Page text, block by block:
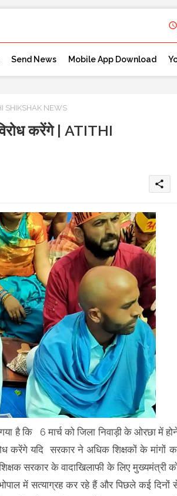
Send News Mobile App Download
SHIKSHAK NEWS
करेंगे | ATITHI
share
है कि 6 मार्च को जिला निवाड़ी के ओरछा में
करेंगे यदि सरकार ने अधिक शिक्षकों के मांगों
सरकार के वादाखिलाफी के लिए मुख्यमंत्री
में सत्याग्रह कर रहे हैं और पिछले कई दिनों